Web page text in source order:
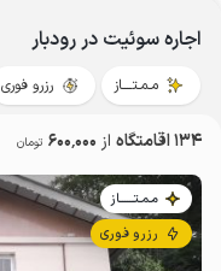
اجاره سوئیت در رودبار
مـمـتــــاز رزرو فوری
134 اقامتگاه از 600٬000 تومان
مـمـتــــــاز
رزرو فوری